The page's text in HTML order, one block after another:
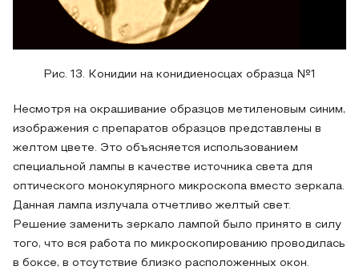
Рис. 13. Конидии на конидиеносцах образца №1
Несмотря на окрашивание образцов метиленовым синим,
изображения с препаратов образцов представлены в
желтом цвете. Это объясняется использованием
специальной лампы в качестве источника света для
оптического монокулярного микроскопа вместо зеркала.
Данная лампа излучала отчетливо желтый свет.
Решение заменить зеркало лампой было принято в силу
того, что вся работа по микроскопированию проводилась
в боксе, в отсутствие близко расположенных окон.